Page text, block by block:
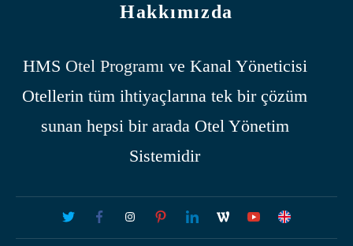
Hakkımızda
HMS Otel Programıve Kanal Yöneticisi
Otellerin tüm ihtiyaçlarına tek bir çözüm
sunan hepsi bir arada Otel Yönetim
Sistemidir